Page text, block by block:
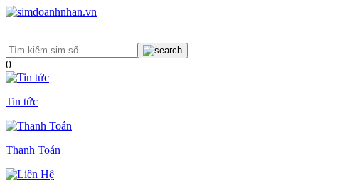
0
Tin tức
Thanh Toán